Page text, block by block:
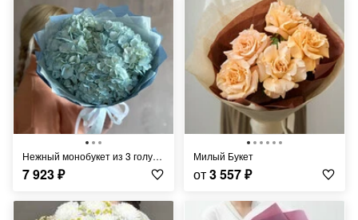
Нежный монобукет из 3 голубых гортензий
7 923₽
Милый Букет
от3 557₽